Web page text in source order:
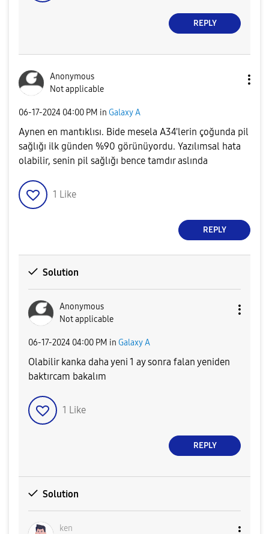
REPLY
Anonymous
Not applicable
‎06-17-2024 04:00 PM in Galaxy A
Aynen en mantıklısı. Bide mesela A34'lerin çoğunda pil
sağlığı ilk günden %90 görünüyordu. Yazılımsal hata
olabilir, senin pil sağlığı bence tamdır aslında
1 Like
REPLY
Solution
Anonymous
Not applicable
‎06-17-2024 04:00 PM in Galaxy A
Olabilir kanka daha yeni 1 ay sonra falan yeniden
baktırcam bakalım
1 Like
REPLY
Solution
ken